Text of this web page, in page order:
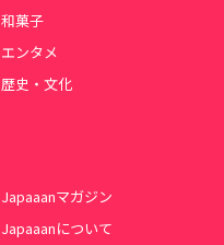
和菓子
エンタメ
歴史・文化
Japaaanマガジン
Japaaanについて